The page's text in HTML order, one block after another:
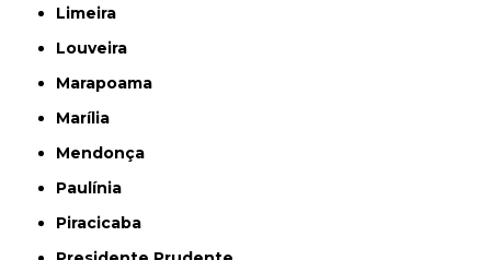
Limeira
Louveira
Marapoama
Marília
Mendonça
Paulínia
Piracicaba